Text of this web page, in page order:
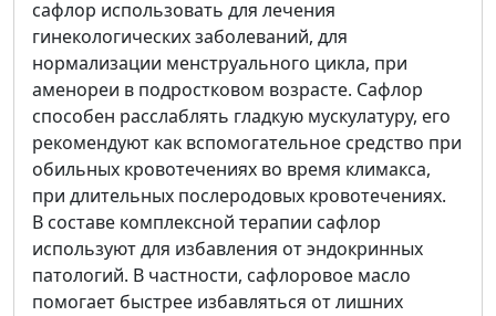
сафлор использовать для лечения
гинекологических заболеваний, для
нормализации менструального цикла, при
аменореи в подростковом возрасте. Сафлор
способен расслаблять гладкую мускулатуру, его
рекомендуют как вспомогательное средство при
обильных кровотечениях во время климакса,
при длительных послеродовых кровотечениях.
В составе комплексной терапии сафлор
используют для избавления от эндокринных
патологий. В частности, сафлоровое масло
помогает быстрее избавляться от лишних